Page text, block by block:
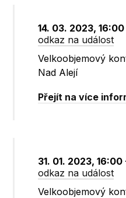
14. 03. 2023,
odkaz na událost
Velkoobjemový
Nad Alejí
Přejít na více
31. 01. 2023,
odkaz na událost
Velkoobjemový